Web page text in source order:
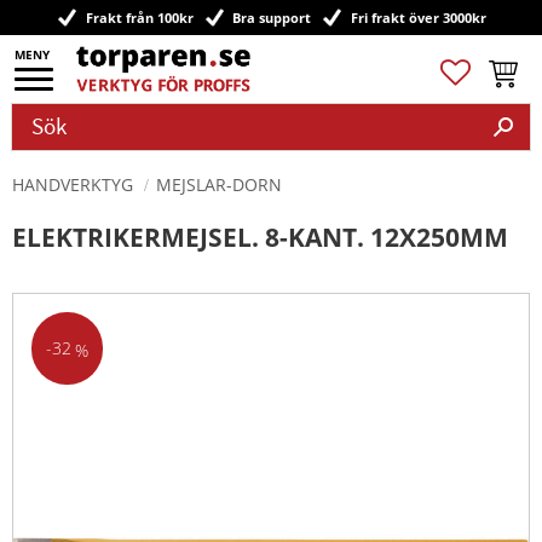
Meny
Frakt från 100kr Bra support Fri frakt över 3000kr
Favoriter
HANDVERKTYG MEJSLAR-DORN
ELEKTRIKERMEJSEL. 8-KANT. 12X250MM
32 %